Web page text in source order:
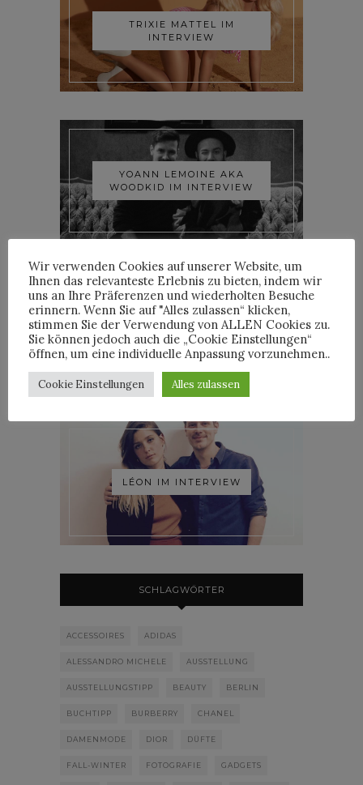
TRIXIE MATTEL IM
INTERVIEW
YOANN LEMOINE AKA
WOODKID IM INTERVIEW
ROOSEVELT IM INTERVIEW
LÉON IM INTERVIEW
SCHLAGWÖRTER
ACCESSOIRES ADIDAS
ALESSANDRO MICHELE AUSSTELLUNG
AUSSTELLUNGSTIPP BEAUTY BERLIN
BUCHTIPP BURBERRY CHANEL
DAMENMODE DIOR DÜFTE
FALL-WINTER FOTOGRAFIE GADGETS
Wir verwenden Cookies auf unserer Website, um
Ihnen das relevanteste Erlebnis zu bieten, indem wir
uns an Ihre Präferenzen und wiederholten Besuche
erinnern. Wenn Sie auf "Alles zulassen“ klicken,
stimmen Sie der Verwendung von ALLEN Cookies zu.
Sie können jedoch auch die „Cookie Einstellungen“
öffnen, um eine individuelle Anpassung vorzunehmen..
Cookie Einstellungen Alles zulassen